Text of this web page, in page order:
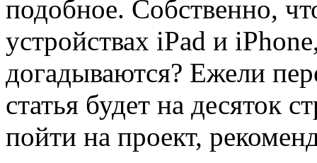
подобное. Собственно,
устройствах iPad и
догадываются? Ежели
статья будет на десяток
пойти на проект,